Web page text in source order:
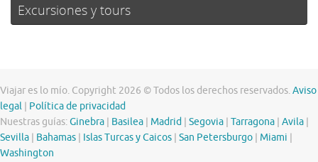
Excursiones y tours
Viajar es lo mío. Copyright 2026 © Todos los derechos reservados.Aviso
legal
Política de privacidad
Nuestras guías:Ginebra Basilea Madrid Segovia Tarragona Avila
Sevilla
Bahamas Islas Turcas y Caicos San Petersburgo Miami
Washington